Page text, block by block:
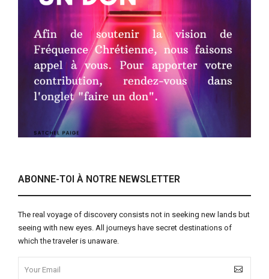
ABONNE-TOI À NOTRE NEWSLETTER
The real voyage of discovery consists not in seeking new lands but
seeing with new eyes. All journeys have secret destinations of
which the traveler is unaware.